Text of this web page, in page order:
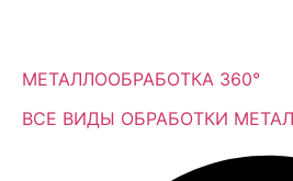
МЕТАЛЛООБРАБОТКА 360°
ВСЕ ВИДЫ ОБРАБОТКИ